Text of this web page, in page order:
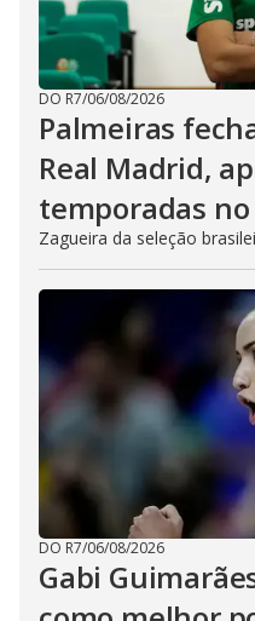
DO R7/06/08/2026
Palmeiras
Real Madrid,
temporadas
Zagueira da seleção
DO R7/06/08/2026
Gabi